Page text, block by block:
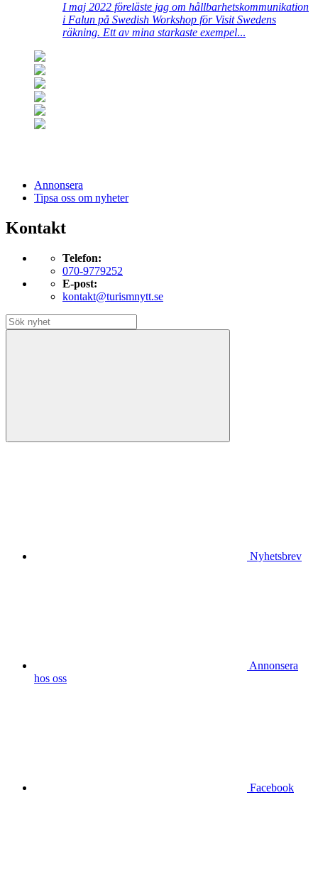
I maj 2022 föreläste jag om hållbarhetskommunikation
i Falun på Swedish Workshop för Visit Swedens
räkning. Ett av mina starkaste exempel...
Annonsera
Tipsa oss om nyheter
Kontakt
Telefon:
070-9779252
E-post:
kontakt@turismnytt.se
Nyhetsbrev
Annonsera
hos oss
Facebook